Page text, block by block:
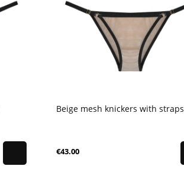
Beige mesh knickers with straps
€43.00